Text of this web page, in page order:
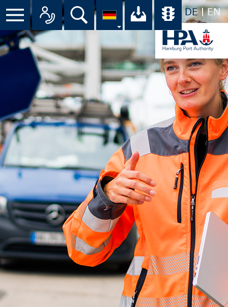
DE EN
Suche Ihr Download-